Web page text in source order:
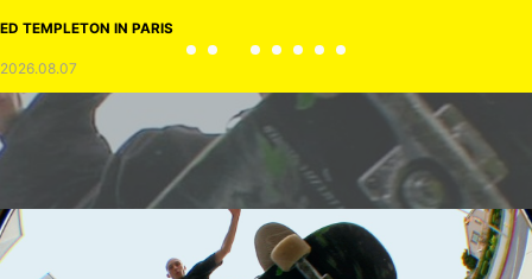
ED TEMPLETON IN PARIS
2026.08.07